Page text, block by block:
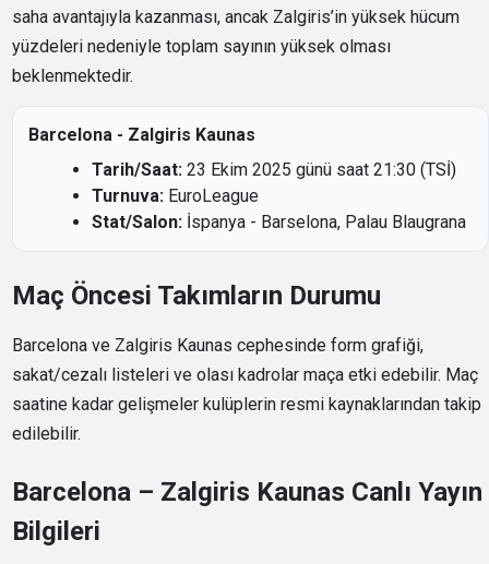
saha avantajıyla kazanması, ancak Zalgiris’in yüksek hücum
yüzdeleri nedeniyle toplam sayının yüksek olması
beklenmektedir.
Barcelona - Zalgiris Kaunas
Tarih/Saat: 23 Ekim 2025 günü saat 21:30 (TSİ)
Turnuva: EuroLeague
Stat/Salon: İspanya - Barselona, Palau Blaugrana
Maç Öncesi Takımların Durumu
Barcelona ve Zalgiris Kaunas cephesinde form grafiği,
sakat/cezalı listeleri ve olası kadrolar maça etki edebilir. Maç
saatine kadar gelişmeler kulüplerin resmi kaynaklarından takip
edilebilir.
Barcelona – Zalgiris Kaunas Canlı Yayın
Bilgileri